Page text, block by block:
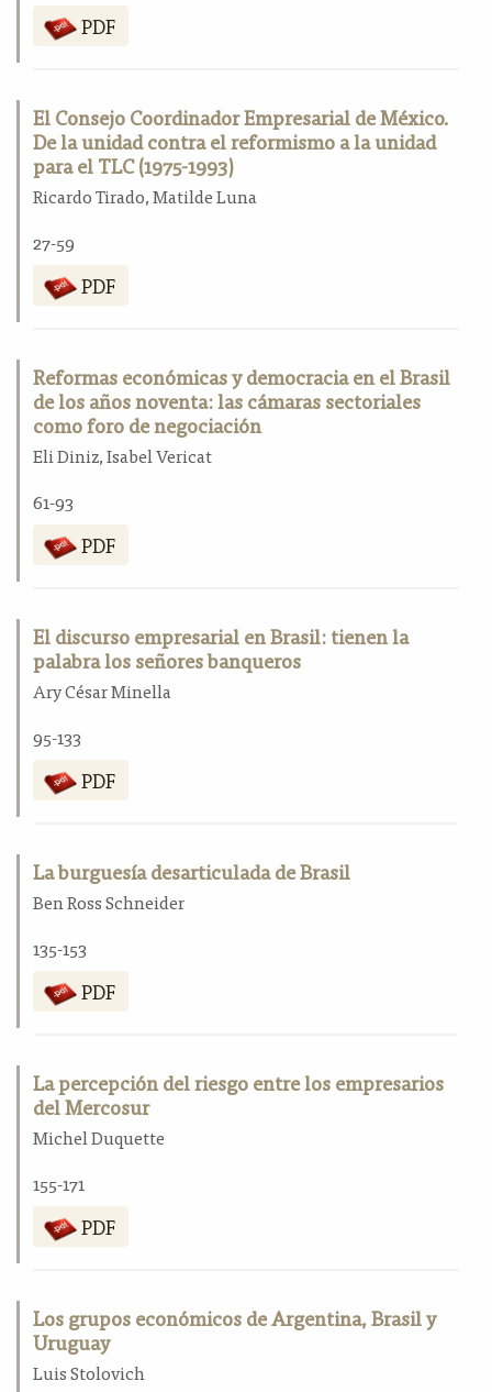
PDF
El Consejo Coordinador Empresarial de México.
De la unidad contra el reformismo a la unidad
para el TLC (1975-1993)
Ricardo Tirado, Matilde Luna
27-59
PDF
Reformas económicas y democracia en el Brasil
de los años noventa: las cámaras sectoriales
como foro de negociación
Eli Diniz, Isabel Vericat
61-93
PDF
El discurso empresarial en Brasil: tienen la
palabra los señores banqueros
Ary César Minella
95-133
PDF
La burguesía desarticulada de Brasil
Ben Ross Schneider
135-153
PDF
La percepción del riesgo entre los empresarios
del Mercosur
Michel Duquette
155-171
PDF
Los grupos económicos de Argentina, Brasil y
Uruguay
Luis Stolovich